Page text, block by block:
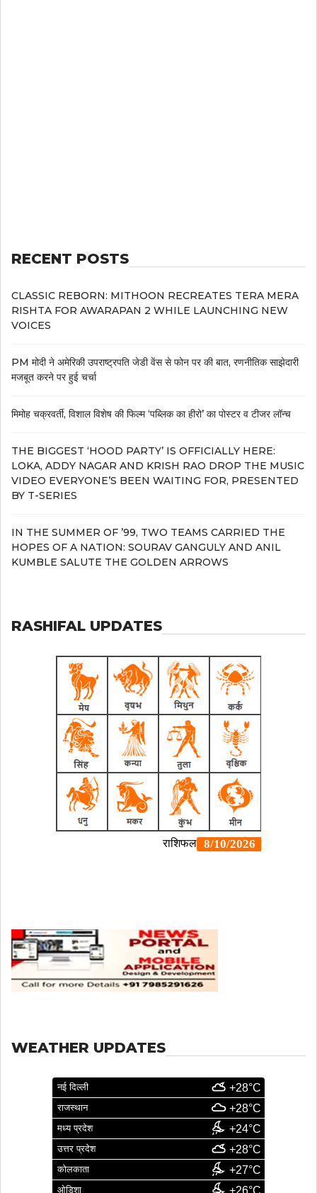
RECENT POSTS
CLASSIC REBORN: MITHOON RECREATES TERA MERA
RISHTA FOR AWARAPAN 2 WHILE LAUNCHING NEW
VOICES
PM मोदी ने अमेरिकी उपराष्ट्रपति जेडी वेंस से फोन पर की बात, रणनीतिक साझेदारी
मजबूत करने पर हुई चर्चा
मिमोह चक्रवर्ती, विशाल विशेष की फिल्म ‘पब्लिक का हीरो’ का पोस्टर व टीजर लॉन्च
THE BIGGEST ‘HOOD PARTY’ IS OFFICIALLY HERE:
LOKA, ADDY NAGAR AND KRISH RAO DROP THE MUSIC
VIDEO EVERYONE’S BEEN WAITING FOR, PRESENTED
BY T-SERIES
IN THE SUMMER OF ’99, TWO TEAMS CARRIED THE
HOPES OF A NATION: SOURAV GANGULY AND ANIL
KUMBLE SALUTE THE GOLDEN ARROWS
RASHIFAL UPDATES
WEATHER UPDATES
नई दिल्ली +28°C
राजस्थान +28°C
मध्य प्रदेश +24°C
उत्तर प्रदेश +28°C
कोलकाता +27°C
ओडिशा